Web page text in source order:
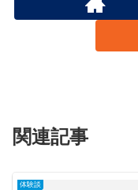
関連記事
体験談